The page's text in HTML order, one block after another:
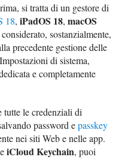
si tratta di un gestore di
18,iPadOS 18,macOS
sostanzialmente,
precedente gestione delle
di sistema,
e completamente
tutte le credenziali di
password epasskey
nei siti Web e nelle app.
iCloud Keychain, puoi